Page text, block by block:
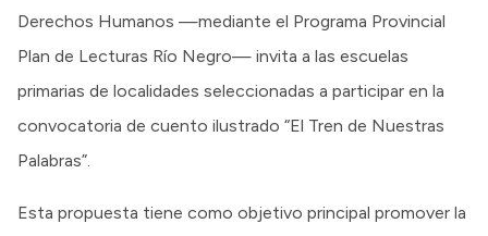
Derechos Humanos —mediante el Programa Provincial
Plan de Lecturas Río Negro— invita a las escuelas
primarias de localidades seleccionadas a participar en la
convocatoria de cuento ilustrado “El Tren de Nuestras
Palabras”.
Esta propuesta tiene como objetivo principal promover la